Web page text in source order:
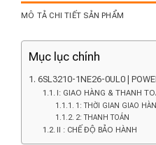
MÔ TẢ CHI TIẾT SẢN PHẨM
Mục lục chính
6SL3210-1NE26-0UL0 |
I: GIAO HÀNG & THANH
1: THỜI GIAN GIAO
2: THANH TOÁN
II : CHẾ ĐỘ BẢO HÀNH